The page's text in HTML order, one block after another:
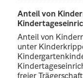
Anteil von
Anteil von
unter
freier